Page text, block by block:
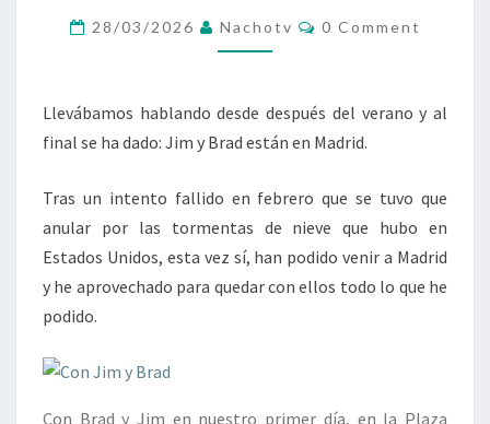
28/03/2026 Nachotv Comments
0 Comment
Llevábamos hablando desde después del verano y al
final se ha dado: Jim y Brad están en Madrid.
Tras un intento fallido en febrero que se tuvo que
anular por las tormentas de nieve que hubo en
Estados Unidos, esta vez sí, han podido venir a Madrid
y he aprovechado para quedar con ellos todo lo que he
podido.
Con Brad y Jim en nuestro primer día, en la Plaza